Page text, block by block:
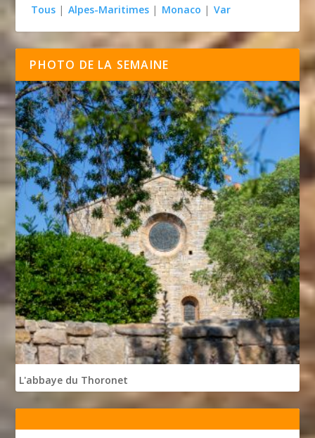
Tous | Alpes-Maritimes | Monaco | Var
PHOTO DE LA SEMAINE
L'abbaye du Thoronet